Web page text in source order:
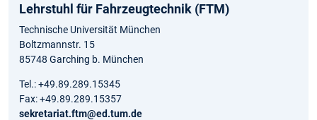
Lehrstuhl für Fahrzeugtechnik (FTM)
Technische Universität München
Boltzmannstr. 15
85748 Garching b. München
Tel.: +49.89.289.15345
Fax: +49.89.289.15357
sekretariat.ftm@ed.tum.de